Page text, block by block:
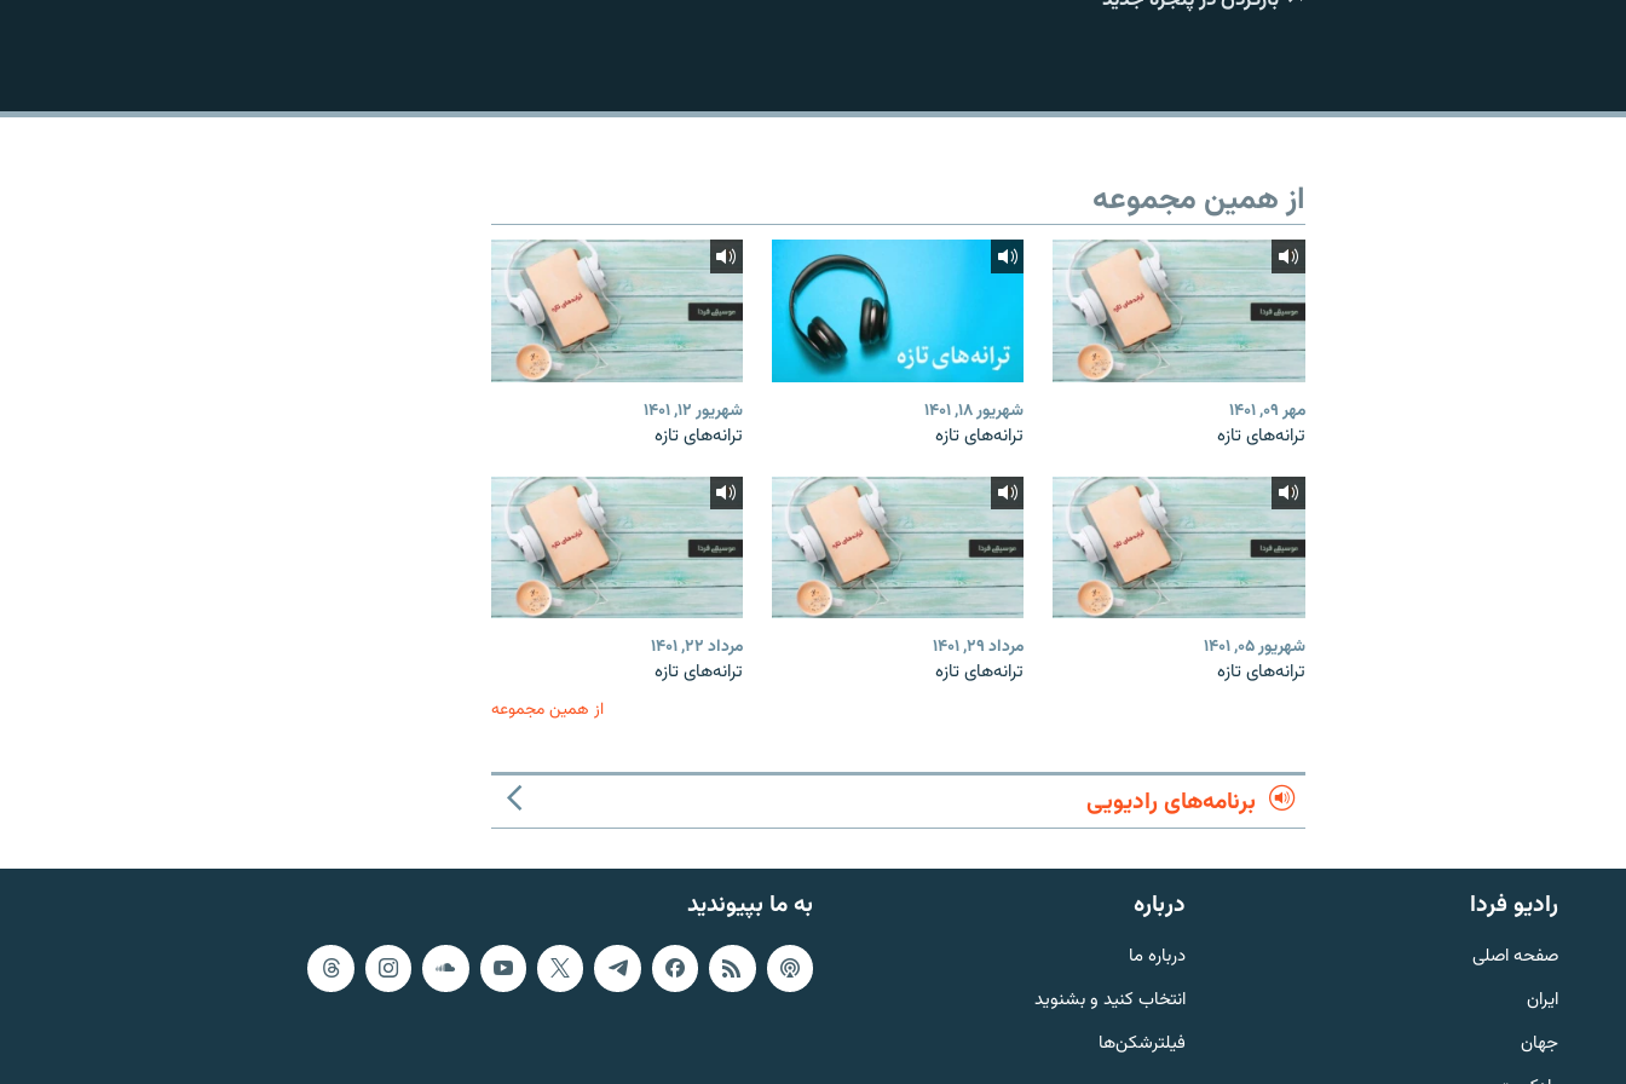
English
به ما بپیوندید
از همین مجموعه
مهر ۰۹, ۱۴۰۱
ترانه‌های تازه
شهریور ۱۸, ۱۴۰۱
ترانه‌های تازه
شهریور ۱۲, ۱۴۰۱
ترانه‌های تازه
شهریور ۰۵, ۱۴۰۱
ترانه‌های تازه
مرداد ۲۹, ۱۴۰۱
ترانه‌های تازه
مرداد ۲۲, ۱۴۰۱
ترانه‌های تازه
از همین مجموعه
برنامه‌های رادیویی
به ما بپیوندید رادیو فردا
صفحه اصلی
ایران
جهان
درباره
درباره ما
انتخاب کنید و بشنوید
فیلترشکن‌ها